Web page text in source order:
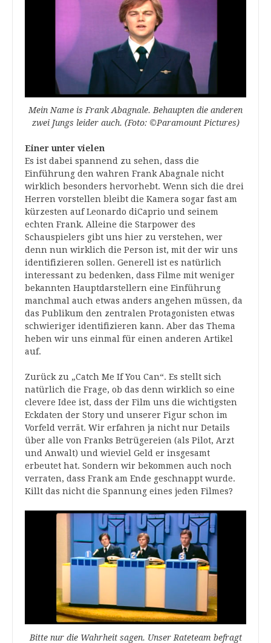
Mein Name is Frank Abagnale. Behaupten die anderen
zwei Jungs leider auch. (Foto: ©Paramount Pictures)
Einer unter vielen
Es ist dabei spannend zu sehen, dass die
Einführung den wahren Frank Abagnale nicht
wirklich besonders hervorhebt. Wenn sich die drei
Herren vorstellen bleibt die Kamera sogar fast am
kürzesten auf Leonardo diCaprio und seinem
echten Frank. Alleine die Starpower des
Schauspielers gibt uns hier zu verstehen, wer
denn nun wirklich die Person ist, mit der wir uns
identifizieren sollen. Generell ist es natürlich
interessant zu bedenken, dass Filme mit weniger
bekannten Hauptdarstellern eine Einführung
manchmal auch etwas anders angehen müssen, da
das Publikum den zentralen Protagonisten etwas
schwieriger identifizieren kann. Aber das Thema
heben wir uns einmal für einen anderen Artikel
auf.
Zurück zu „Catch Me If You Can“. Es stellt sich
natürlich die Frage, ob das denn wirklich so eine
clevere Idee ist, dass der Film uns die wichtigsten
Eckdaten der Story und unserer Figur schon im
Vorfeld verrät. Wir erfahren ja nicht nur Details
über alle von Franks Betrügereien (als Pilot, Arzt
und Anwalt) und wieviel Geld er insgesamt
erbeutet hat. Sondern wir bekommen auch noch
verraten, dass Frank am Ende geschnappt wurde.
Killt das nicht die Spannung eines jeden Filmes?
Bitte nur die Wahrheit sagen. Unser Rateteam befragt